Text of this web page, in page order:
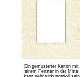
Ein gemusterter Karton mit
einem Fenster in der Mitte
kann sehr wirkungsvoll sein